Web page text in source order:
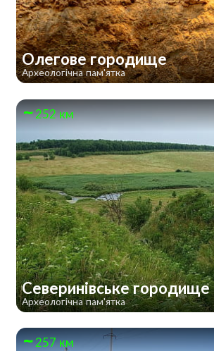
Олегове городище
Археологічна пам'ятка
252 км
Северинівське городище
Археологічна пам'ятка
257 км